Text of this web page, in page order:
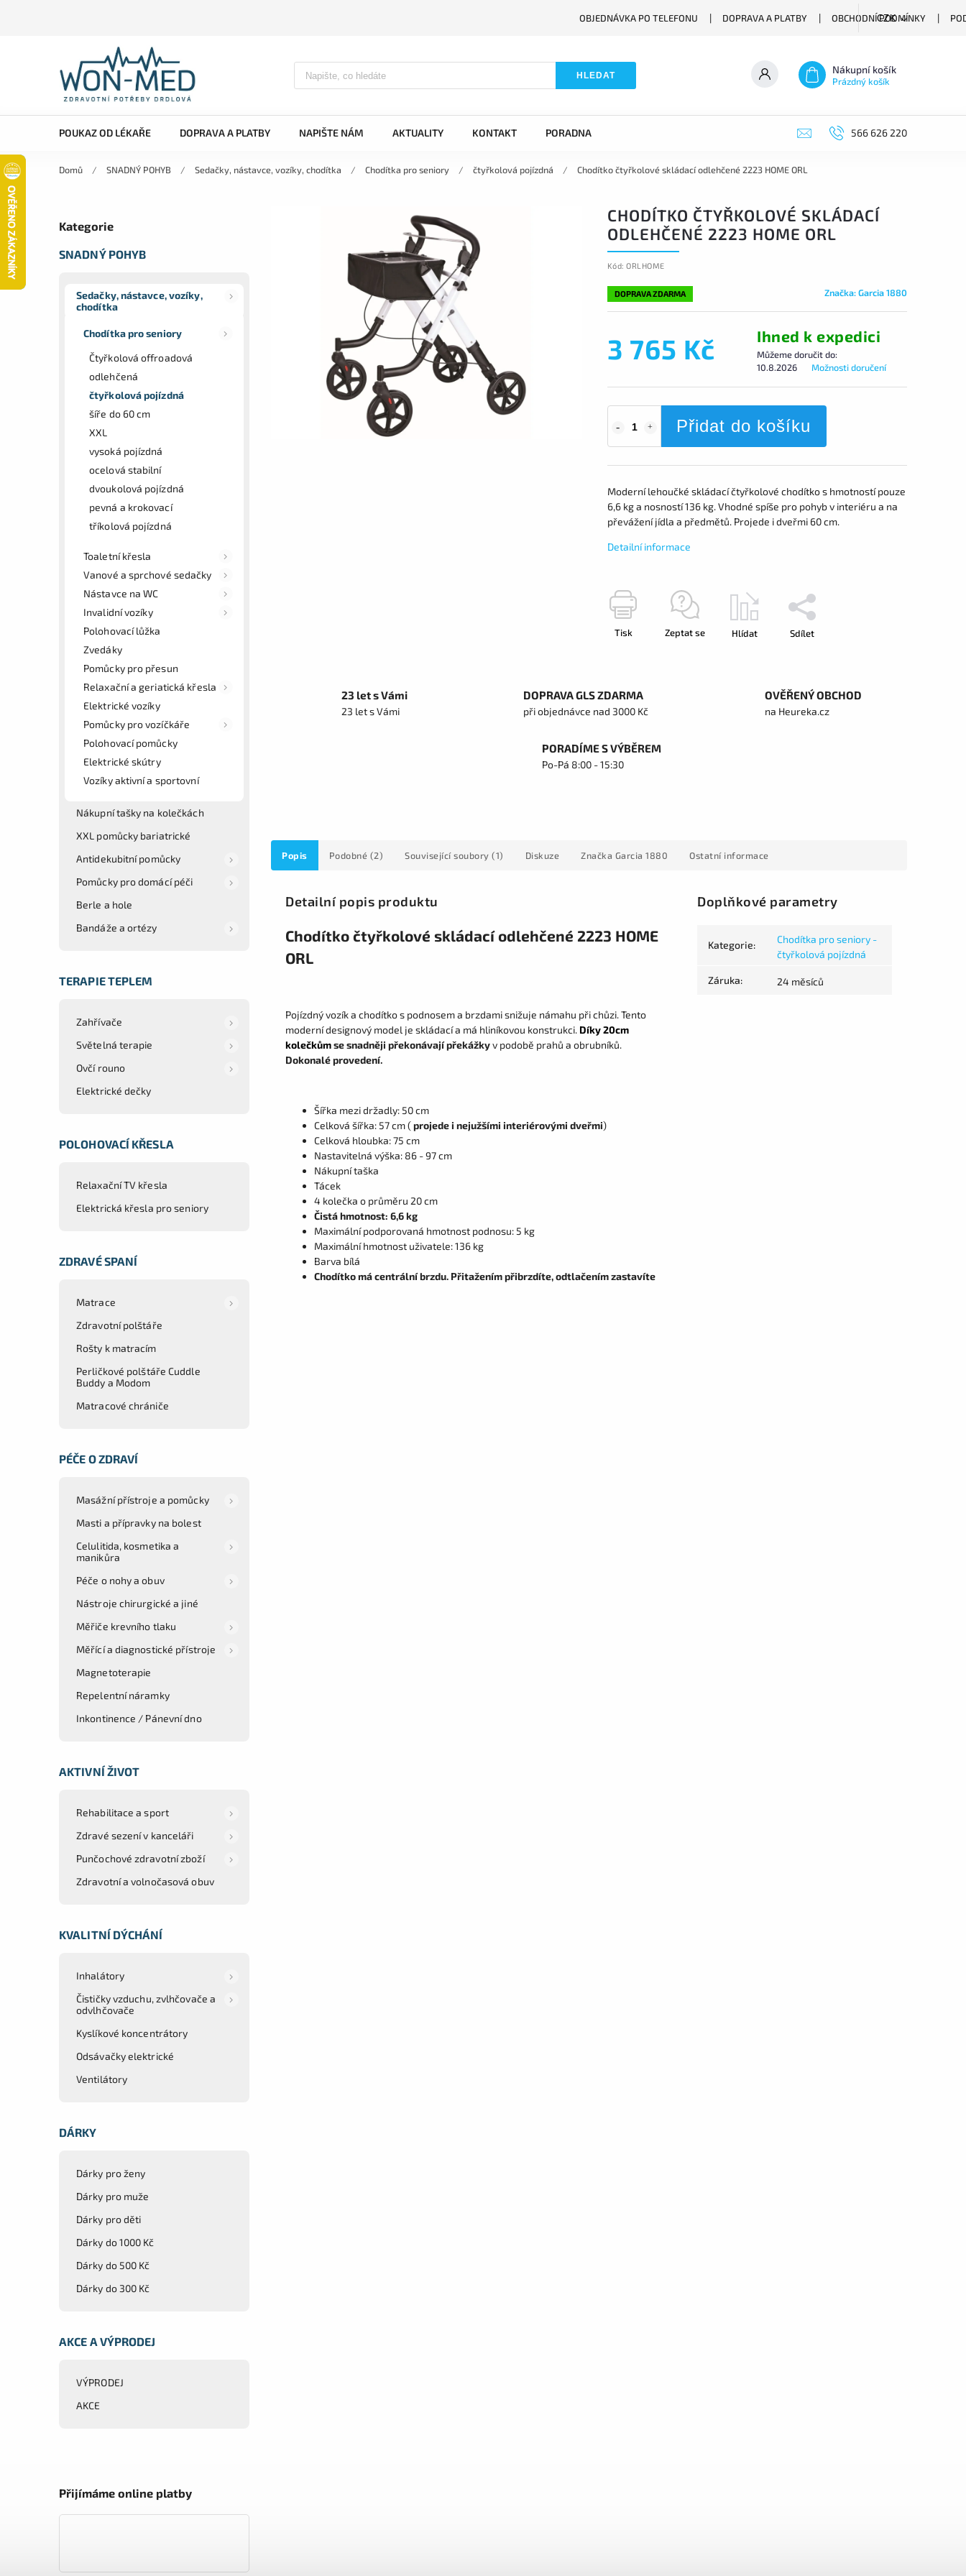
OBJEDNÁVKA PO TELEFONU DOPRAVA A PLATBY OBCHODNÍ PODMÍNKY
CZK
HLEDAT Nákupní košík
Prázdný košík
POUKAZ OD LÉKAŘE DOPRAVA A PLATBY NAPIŠTE NÁM AKTUALITY KONTAKT PORADNA 566 626 220
Domů / SNADNÝ POHYB / Sedačky, nástavce, vozíky, chodítka / Chodítka pro seniory / čtyřkolová pojízdná / Chodítko čtyřkolové skládací odlehčené 2223 HOME ORL
Kategorie
SNADNÝ POHYB
Sedačky, nástavce, vozíky,
chodítka
Chodítka pro seniory
Čtyřkolová offroadová
odlehčená
čtyřkolová pojízdná
šíře do 60 cm
XXL
vysoká pojízdná
ocelová stabilní
dvoukolová pojízdná
pevná a krokovací
tříkolová pojízdná
Toaletní křesla
Vanové a sprchové sedačky
Nástavce na WC
Invalidní vozíky
Polohovací lůžka
Zvedáky
Pomůcky pro přesun
Relaxační a geriatická křesla
Elektrické vozíky
Pomůcky pro vozíčkáře
Polohovací pomůcky
Elektrické skútry
Vozíky aktivní a sportovní
Nákupní tašky na kolečkách
XXL pomůcky bariatrické
Antidekubitní pomůcky
Pomůcky pro domácí péči
Berle a hole
Bandáže a ortézy
TERAPIE TEPLEM
Zahřívače
Světelná terapie
Ovčí rouno
Elektrické dečky
POLOHOVACÍ KŘESLA
Relaxační TV křesla
Elektrická křesla pro seniory
ZDRAVÉ SPANÍ
Matrace
Zdravotní polštáře
Rošty k matracím
Perličkové polštáře Cuddle
Buddy a Modom
Matracové chrániče
PÉČE O ZDRAVÍ
Masážní přístroje a pomůcky
Masti a přípravky na bolest
Celulitida, kosmetika a
manikůra
Péče o nohy a obuv
Nástroje chirurgické a jiné
Měřiče krevního tlaku
Měřící a diagnostické přístroje
Magnetoterapie
Repelentní náramky
Inkontinence / Pánevní dno
AKTIVNÍ ŽIVOT
Rehabilitace a sport
Zdravé sezení v kanceláři
Punčochové zdravotní zboží
Zdravotní a volnočasová obuv
KVALITNÍ DÝCHÁNÍ
Inhalátory
Čističky vzduchu, zvlhčovače a
odvlhčovače
Kyslíkové koncentrátory
Odsávačky elektrické
Ventilátory
DÁRKY
Dárky pro ženy
Dárky pro muže
Dárky pro děti
Dárky do 1000 Kč
Dárky do 500 Kč
Dárky do 300 Kč
AKCE A VÝPRODEJ
VÝPRODEJ
AKCE
Přijímáme online platby
CHODÍTKO ČTYŘKOLOVÉ SKLÁDACÍ
ODLEHČENÉ 2223 HOME ORL
Kód: ORLHOME
DOPRAVA ZDARMA Značka:Garcia 1880
3 765 Kč Ihned k expedici
Můžeme doručit do:
10.8.2026
Možnosti doručení
Přidat do košíku
Moderní lehoučké skládací čtyřkolové chodítko s hmotností pouze
6,6 kg a nosností 136 kg. Vhodné spíše pro pohyb v interiéru a na
převážení jídla a předmětů. Projede i dveřmi 60 cm.
Detailní informace
Tisk Zeptat se Hlídat Sdílet
23 let s Vámi
23 let s Vámi
DOPRAVA GLS ZDARMA
při objednávce nad 3000 Kč
OVĚŘENÝ OBCHOD
na Heureka.cz
PORADÍME S VÝBĚREM
Po-Pá 8:00 - 15:30
Popis Podobné (2) Související soubory (1) Diskuze Značka Garcia 1880 Ostatní informace
Detailní popis produktu
Chodítko čtyřkolové skládací odlehčené 2223 HOME
ORL
Pojízdný vozík a chodítko s podnosem a brzdami snižuje námahu při chůzi. Tento
moderní designový model je skládací a má hliníkovou konstrukci. Díky 20cm
kolečkůmse snadněji překonávají překážkyv podobě prahů a obrubníků.
Dokonalé provedení.
Šířka mezi držadly: 50 cm
Celková šířka: 57 cm (projede i nejužšími interiérovými dveřmi)
Celková hloubka: 75 cm
Nastavitelná výška: 86 - 97 cm
Nákupní taška
Tácek
4 kolečka o průměru 20 cm
Čistá hmotnost: 6,6 kg
Maximální podporovaná hmotnost podnosu: 5 kg
Maximální hmotnost uživatele: 136 kg
Barva bílá
Chodítko má centrální brzdu. Přitažením přibrzdíte, odtlačením zastavíte
Doplňkové parametry
Kategorie:
Chodítka pro seniory -
čtyřkolová pojízdná
Záruka: 24 měsíců